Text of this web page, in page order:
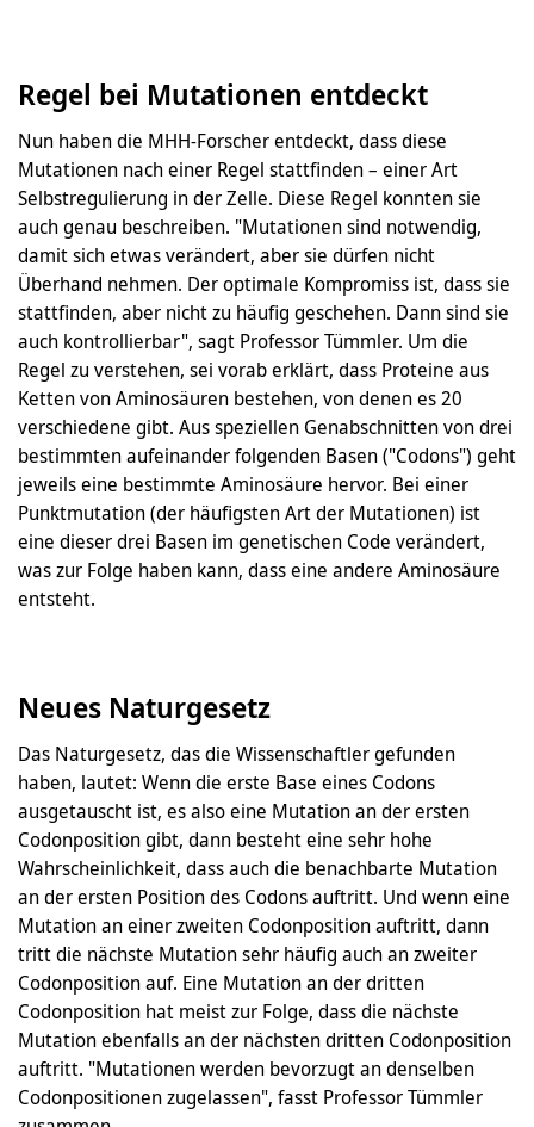
Regel bei Mutationen entdeckt
Nun haben die MHH-Forscher entdeckt, dass diese
Mutationen nach einer Regel stattfinden – einer Art
Selbstregulierung in der Zelle. Diese Regel konnten sie
auch genau beschreiben. "Mutationen sind notwendig,
damit sich etwas verändert, aber sie dürfen nicht
Überhand nehmen. Der optimale Kompromiss ist, dass sie
stattfinden, aber nicht zu häufig geschehen. Dann sind sie
auch kontrollierbar", sagt Professor Tümmler. Um die
Regel zu verstehen, sei vorab erklärt, dass Proteine aus
Ketten von Aminosäuren bestehen, von denen es 20
verschiedene gibt. Aus speziellen Genabschnitten von drei
bestimmten aufeinander folgenden Basen ("Codons") geht
jeweils eine bestimmte Aminosäure hervor. Bei einer
Punktmutation (der häufigsten Art der Mutationen) ist
eine dieser drei Basen im genetischen Code verändert,
was zur Folge haben kann, dass eine andere Aminosäure
entsteht.
Neues Naturgesetz
Das Naturgesetz, das die Wissenschaftler gefunden
haben, lautet: Wenn die erste Base eines Codons
ausgetauscht ist, es also eine Mutation an der ersten
Codonposition gibt, dann besteht eine sehr hohe
Wahrscheinlichkeit, dass auch die benachbarte Mutation
an der ersten Position des Codons auftritt. Und wenn eine
Mutation an einer zweiten Codonposition auftritt, dann
tritt die nächste Mutation sehr häufig auch an zweiter
Codonposition auf. Eine Mutation an der dritten
Codonposition hat meist zur Folge, dass die nächste
Mutation ebenfalls an der nächsten dritten Codonposition
auftritt. "Mutationen werden bevorzugt an denselben
Codonpositionen zugelassen", fasst Professor Tümmler